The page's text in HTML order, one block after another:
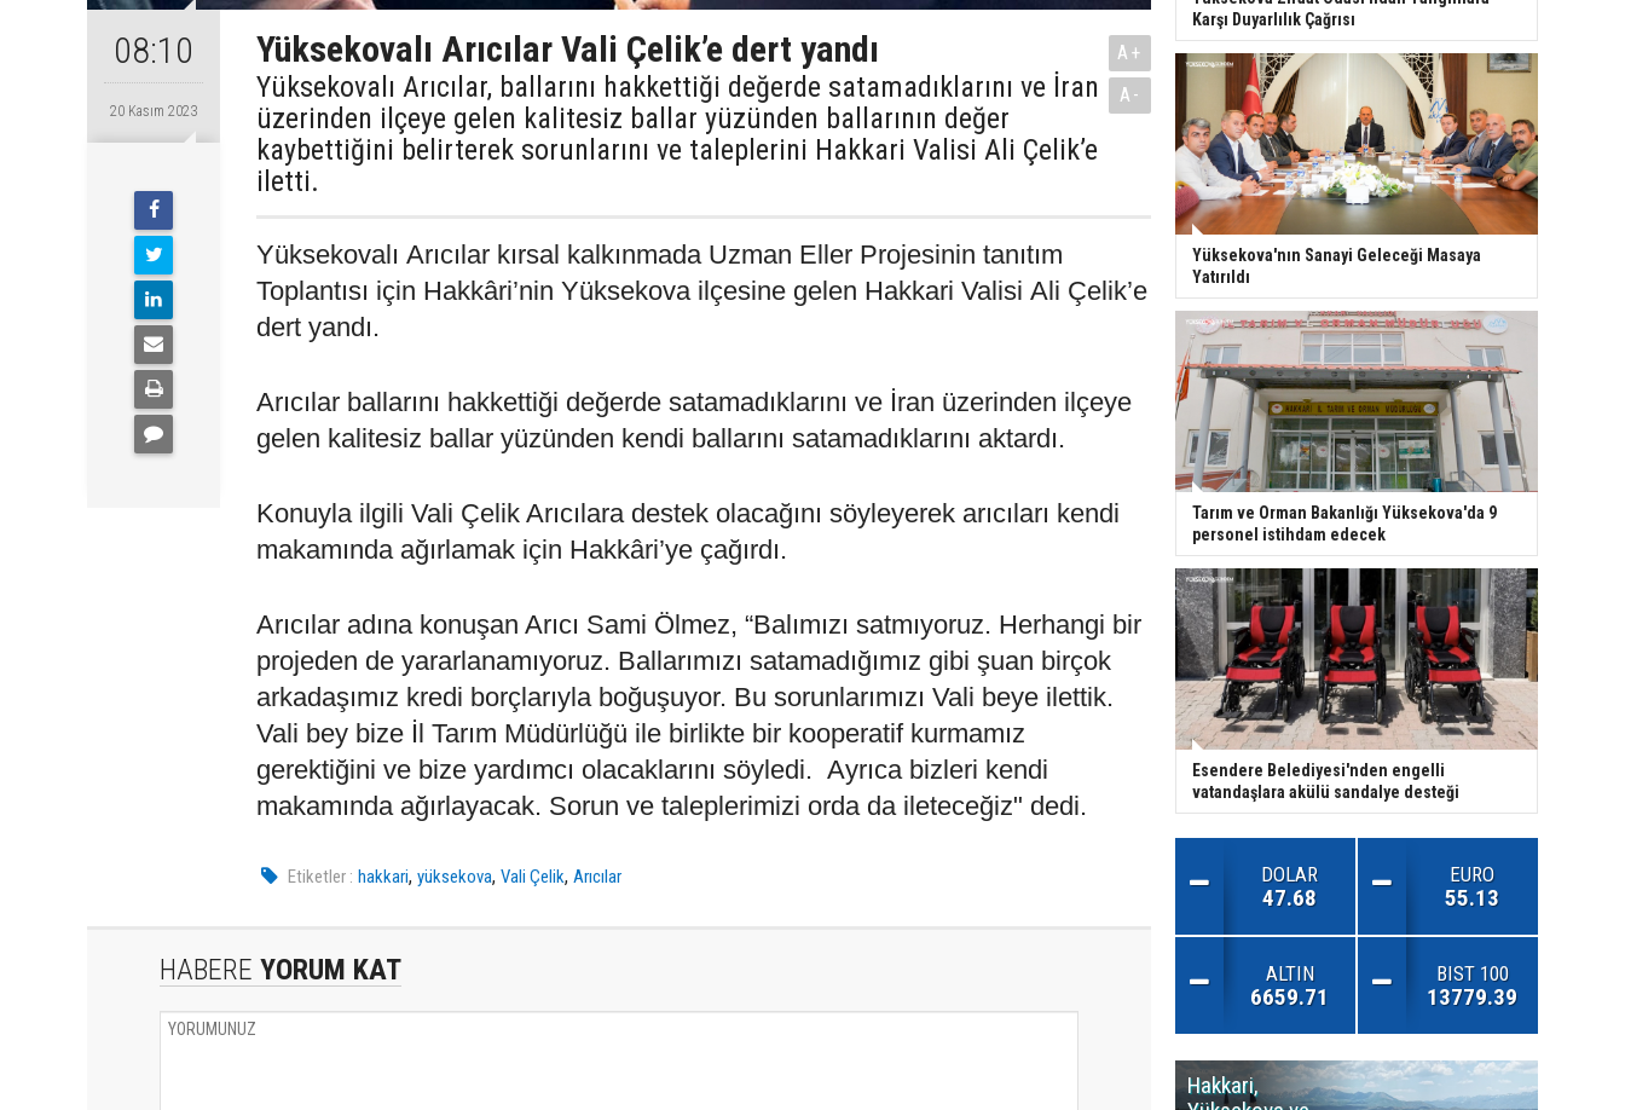
08:10
20 Kasım 2023
Yüksekovalı Arıcılar Vali Çelik’e dert yandı
Yüksekovalı Arıcılar, ballarını hakkettiği değerde satamadıklarını ve İran
üzerinden ilçeye gelen kalitesiz ballar yüzünden ballarının değer
kaybettiğini belirterek sorunlarını ve taleplerini Hakkari Valisi Ali Çelik’e
iletti.
A+
A-
Yüksekovalı Arıcılar kırsal kalkınmada Uzman Eller Projesinin tanıtım
Toplantısı için Hakkâri’nin Yüksekova ilçesine gelen Hakkari Valisi Ali Çelik’e
dert yandı.
Arıcılar ballarını hakkettiği değerde satamadıklarını ve İran üzerinden ilçeye
gelen kalitesiz ballar yüzünden kendi ballarını satamadıklarını aktardı.
Konuyla ilgili Vali Çelik Arıcılara destek olacağını söyleyerek arıcıları kendi
makamında ağırlamak için Hakkâri’ye çağırdı.
Arıcılar adına konuşan Arıcı Sami Ölmez, “Balımızı satmıyoruz. Herhangi bir
projeden de yararlanamıyoruz. Ballarımızı satamadığımız gibi şuan birçok
arkadaşımız kredi borçlarıyla boğuşuyor. Bu sorunlarımızı Vali beye ilettik.
Vali bey bize İl Tarım Müdürlüğü ile birlikte bir kooperatif kurmamız
gerektiğini ve bize yardımcı olacaklarını söyledi. Ayrıca bizleri kendi
makamında ağırlayacak. Sorun ve taleplerimizi orda da ileteceğiz" dedi.
Etiketler : hakkari,yüksekova,Vali Çelik,Arıcılar
HABERE YORUM KAT
Karşı Duyarlılık Çağrısı
Yüksekova'nın Sanayi Geleceği Masaya
Yatırıldı
Tarım ve Orman Bakanlığı Yüksekova'da 9
personel istihdam edecek
Esendere Belediyesi'nden engelli
vatandaşlara akülü sandalye desteği
DOLAR
47.68
EURO
55.13
ALTIN
6659.71
BIST 100
13779.39
Hakkari,